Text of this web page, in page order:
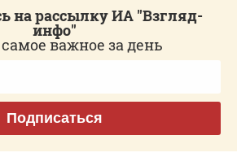
на рассылку ИА "Взгляд-
инфо"
важное за день
Подписаться